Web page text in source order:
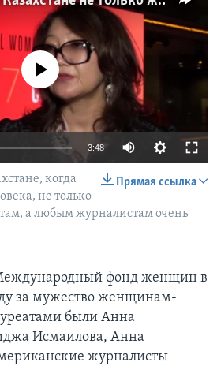
currently available
3:48
Прямая ссылка
когда
не только
а любым журналистам очень
фонд женщин в
за мужество женщинам-
были Анна
Исмаилова, Анна
журналисты